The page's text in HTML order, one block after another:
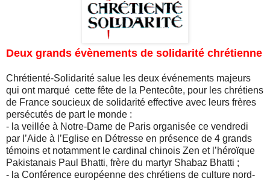
Deux grands évènements de solidarité chrétienne
Chrétienté-Solidarité salue les deux événements majeurs
qui ont marqué cette fête de la Pentecôte, pour les chrétiens
de France soucieux de solidarité effective avec leurs frères
persécutés de part le monde :
- la veillée à Notre-Dame de Paris organisée ce vendredi
par l’Aide à l’Eglise en Détresse en présence de 4 grands
témoins et notamment le cardinal chinois Zen et l’héroïque
Pakistanais Paul Bhatti, frère du martyr Shabaz Bhatti ;
- la Conférence européenne des chrétiens de culture nord-